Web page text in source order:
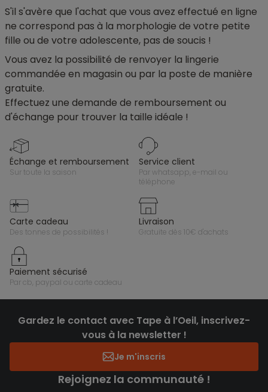
S'il s'avère que l'achat que vous avez effectué en ligne
ne correspond pas à la morphologie de votre petite
fille ou de votre adolescente, pas de soucis !
Vous avez la possibilité de renvoyer la lingerie
commandée en magasin ou par la poste de manière
gratuite.
Effectuez une demande de remboursement ou
d'échange pour trouver la taille idéale !
échange et remboursement
sur toute la saison
service client
par whatsapp, e-mail ou
téléphone
carte cadeau
des tonnes de possibilités !
livraison
gratuite dès 10€ d'achats
paiement sécurisé
par cb, paypal ou carte cadeau
Gardez le contact avec Tape à l’Oeil, inscrivez-
vous à la newsletter !
Je m'inscris
Rejoignez la communauté !